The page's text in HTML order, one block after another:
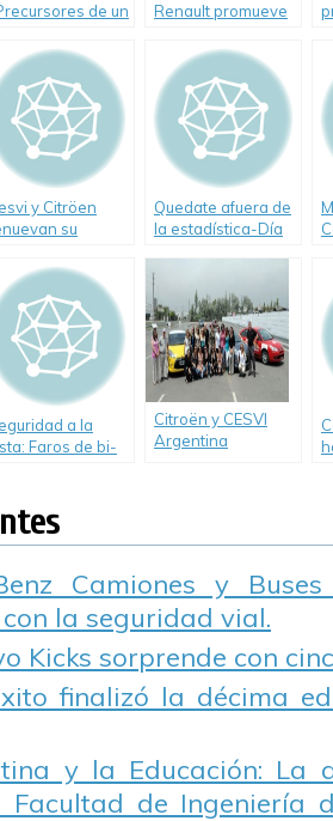
de un
Renault promueve
en la conducta vial
de los
adolescentes
y Citröen
su
vial
Quedate afuera de
la estadística-Día
Vial
a la
Faros de bi-
Citroën y CESVI
Argentina
y brindan los
manejo y
recomendaciones
para salir a la ruta
los próximos fines
de semana largos.
Camiones y
la seguridad vial.
Kicks sorprende con
finalizó la décima
y la Educación: La
de Ingeniería